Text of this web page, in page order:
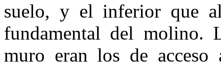
suelo, y el inferior que
fundamental del molino.
muro eran los de